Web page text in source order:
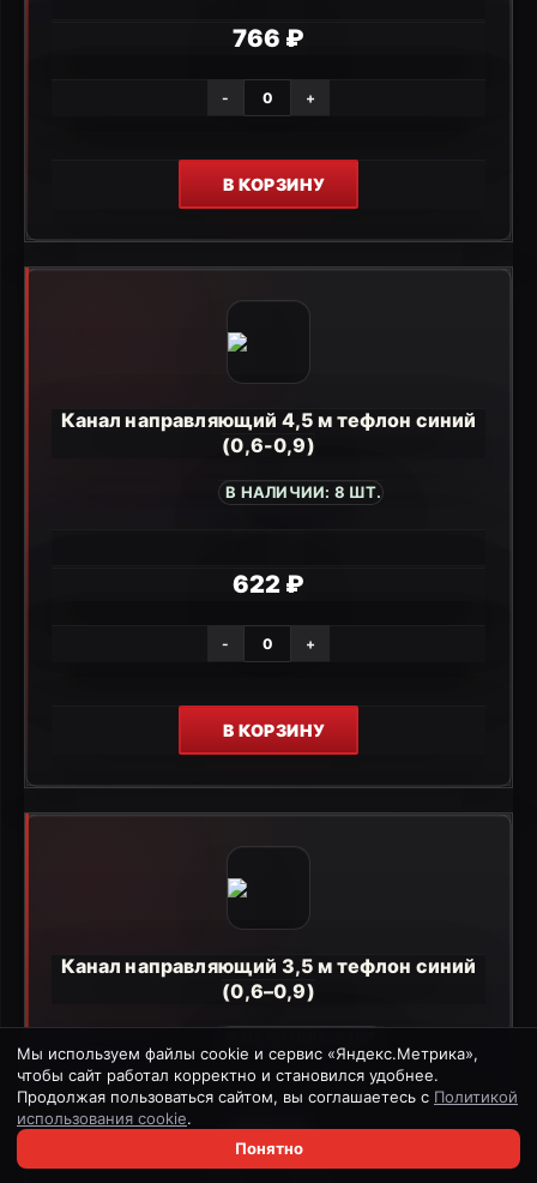
766 ₽
- +
В КОРЗИНУ
Канал направляющий 4,5 м тефлон синий
(0,6-0,9)
В НАЛИЧИИ: 8 ШТ.
622 ₽
- +
В КОРЗИНУ
Канал направляющий 3,5 м тефлон синий
(0,6–0,9)
465 ₽
Мы используем файлы cookie и сервис «Яндекс.Метрика»,
чтобы сайт работал корректно и становился удобнее.
Продолжая пользоваться сайтом, вы соглашаетесь с Политикой
использования cookie.
Понятно